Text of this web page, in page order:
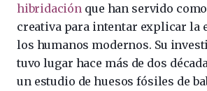
hibridación que han servido
creativa para intentar explicar la
los humanos modernos. Su
tuvo lugar hace más de dos
un estudio de huesos fósiles de